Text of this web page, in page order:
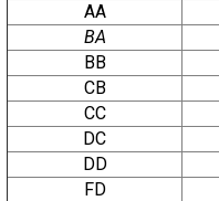
AA
BA
BB
CB
CC
DC
DD
FD